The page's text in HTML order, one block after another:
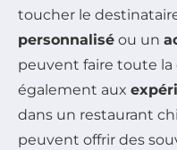
toucher le
personnalisé ou un
peuvent faire toute la
également aux
dans un restaurant
peuvent offrir des